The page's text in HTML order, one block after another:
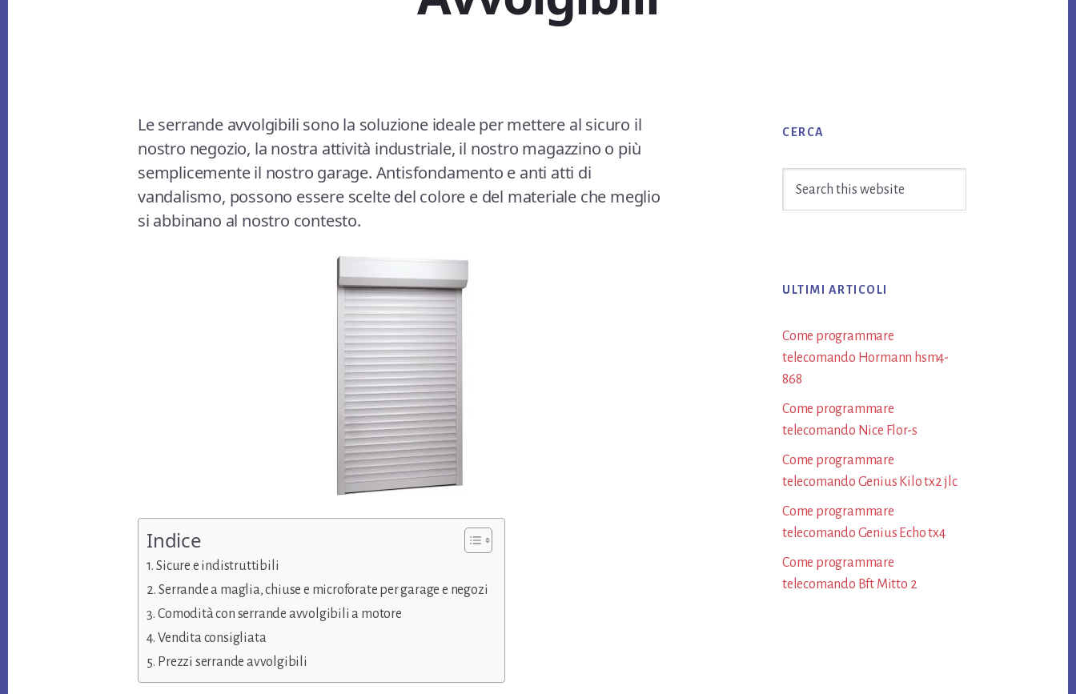
Le serrande avvolgibili sono la soluzione ideale per mettere al sicuro il
nostro negozio, la nostra attività industriale, il nostro magazzino o più
semplicemente il nostro garage. Antisfondamento e anti atti di
vandalismo, possono essere scelte del colore e del materiale che meglio
si abbinano al nostro contesto.
Indice
Sicure e indistruttibili
Serrande a maglia, chiuse e microforate per garage e negozi
Comodità con serrande avvolgibili a motore
Vendita consigliata
Prezzi serrande avvolgibili
Primary
Sidebar
CERCA
ULTIMI ARTICOLI
Come programmare
telecomando Hormann​ hsm4-
868​
Come programmare
telecomando Nice Flor-s​
Come programmare
telecomando Genius Kilo tx2 jlc​
Come programmare
telecomando Genius Echo tx4​
Come programmare
telecomando Bft Mitto 2​